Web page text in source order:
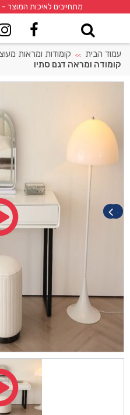
מתחייבים לאיכות המוצר
עמוד הבית >> קומודות ומראות
קומודה ומראה דגם סתיו